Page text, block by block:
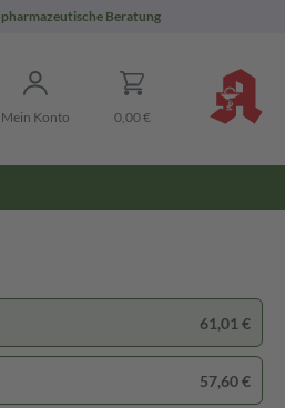
pharmazeutische Beratung
Mein Konto 0,00 €
61,01 €
57,60 €